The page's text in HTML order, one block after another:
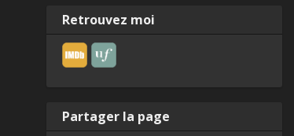
Retrouvez moi
Partager la page